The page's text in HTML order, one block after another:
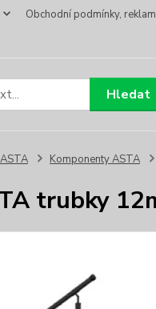
Obchodní podmínky,
Hledat
Komponenty ASTA
trubky